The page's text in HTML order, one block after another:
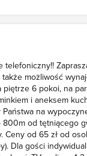
telefoniczny!!
możliwość
piętrze 6 pokoi, na
i aneksem
na
od tętniącego
Ceny od 65 zł od
Dla gości